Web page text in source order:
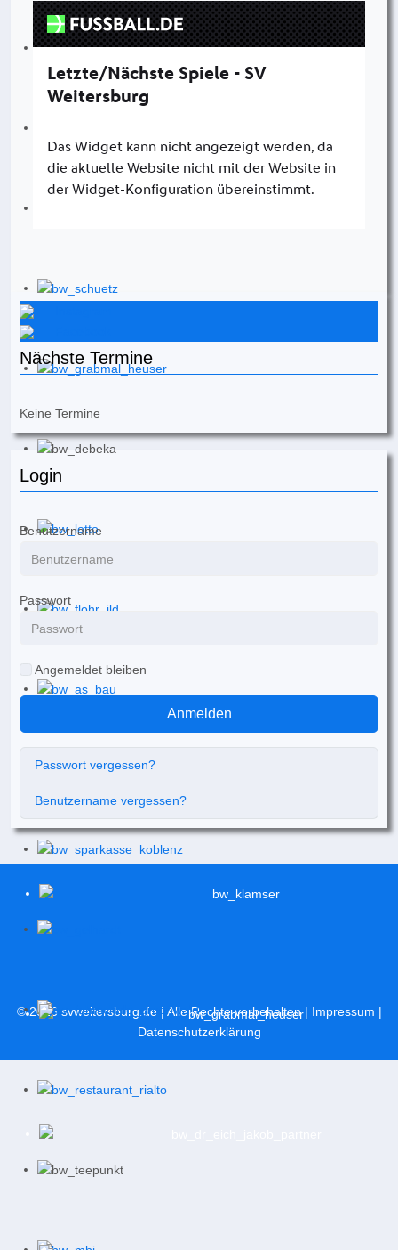
Nächste Termine
Keine Termine
Login
Benutzername
Passwort
Angemeldet bleiben
Anmelden
Passwort vergessen?
Benutzername vergessen?
© 2026 svweitersburg.de | Alle Rechte vorbehalten | Impressum |
Datenschutzerklärung